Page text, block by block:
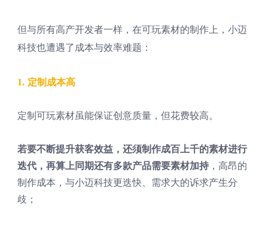
但与所有高产开发者一样，在可玩素材的制作上，小迈
科技也遭遇了成本与效率难题：
1. 定制成本高
定制可玩素材虽能保证创意质量，但花费较高。
若要不断提升获客效益，还须制作成百上千的素材进行
迭代，再算上同期还有多款产品需要素材加持，高昂的
制作成本，与小迈科技更迭快、需求大的诉求产生分
歧；